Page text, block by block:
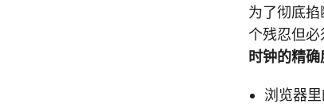
为了彻底
个残忍但必
时钟的精确
浏览器